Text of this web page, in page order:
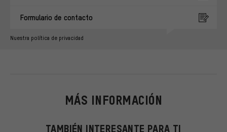
Formulario de contacto
Nuestra política de privacidad
MÁS INFORMACIÓN
TAMBIÉN INTERESANTE PARA TI